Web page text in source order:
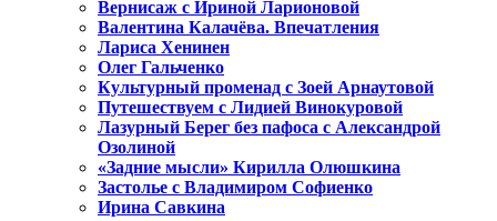
Вернисаж с Ириной Ларионовой
Валентина Калачёва. Впечатления
Лариса Хенинен
Олег Гальченко
Культурный променад с Зоей Арнаутовой
Путешествуем с Лидией Винокуровой
Лазурный Берег без пафоса с Александрой
Озолиной
«Задние мысли» Кирилла Олюшкина
Застолье с Владимиром Софиенко
Ирина Савкина